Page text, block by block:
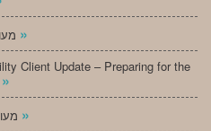
»
Client Update – Preparing for the
»
»